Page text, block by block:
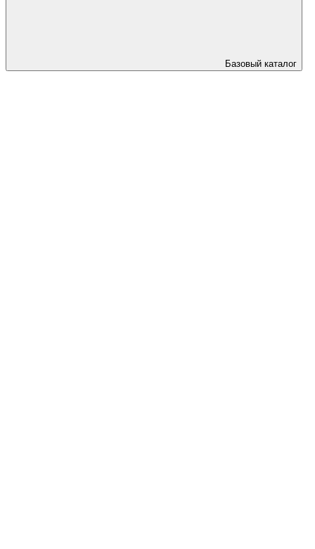
Базовый каталог